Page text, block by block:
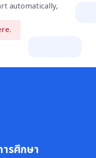
automatically,
รศึกษา